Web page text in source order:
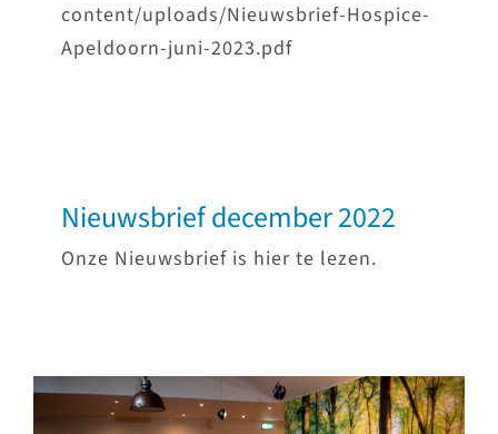
content/uploads/Nieuwsbrief-Hospice-
Apeldoorn-juni-2023.pdf
Nieuwsbrief december 2022
Onze Nieuwsbrief is hier te lezen.